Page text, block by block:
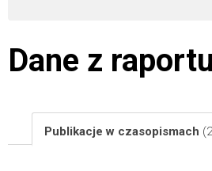
Dane z
Publikacje w czasopismach